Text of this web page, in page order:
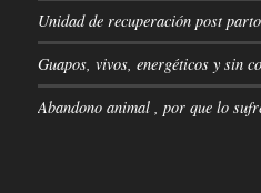
Unidad de recuperación post
Guapos, vivos, energéticos y sin
Abandono animal , por que lo